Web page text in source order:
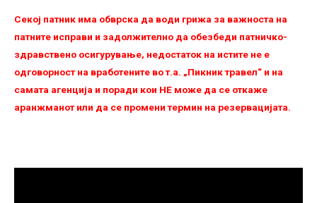
Секој патник има обврска да води грижа за важноста на
патните исправи и задолжително да обезбеди патничко-
здравствено осигурување, недостаток на истите не е
одговорност на вработените во т.а. „Пикник травел“ и на
самата агенција и поради кои НЕ можe да се откаже
аранжманот или да се промени термин на резервацијата.